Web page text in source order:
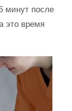
минут после
это время